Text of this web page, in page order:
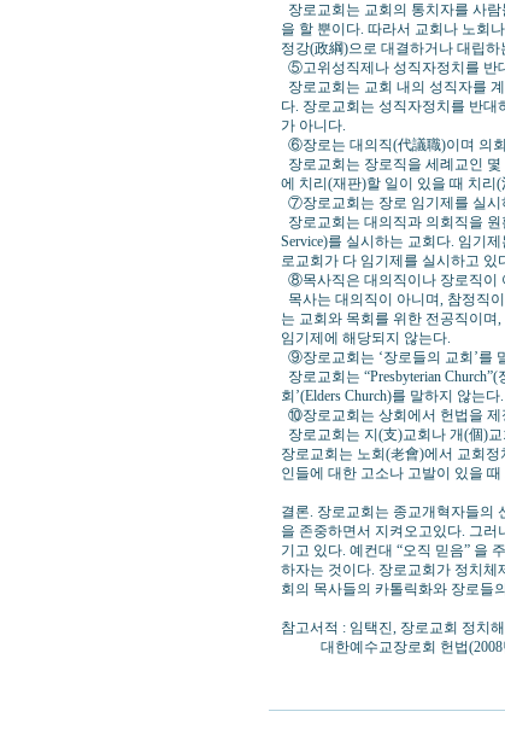
장로교회는 교회의 통치자를 사
을 할 뿐이다. 따라서 교회나 노회
정강(政綱)으로 대결하거나 대립
⑤고위성직제나 성직자정치를 반
장로교회는 교회 내의 성직자를
다. 장로교회는 성직자정치를 반
가 아니다.
⑥장로는 대의직(代議職)이며 의
장로교회는 장로직을 세례교인
에 치리(재판)할 일이 있을 때 치리
⑦장로교회는 장로 임기제를 실시
장로교회는 대의직과 의회직을
Service)를 실시하는 교회다. 임기
로교회가 다 임기제를 실시하고 있
⑧목사직은 대의직이나 장로직이
목사는 대의직이 아니며, 참정직
는 교회와 목회를 위한 전공직이
임기제에 해당되지 않는다.
⑨장로교회는 ‘장로들의 교회’를
장로교회는 “Presbyterian
회’(Elders Church)를 말하지 않는
⑩장로교회는 상회에서 헌법을 제
장로교회는 지(支)교회나 개(個)
장로교회는 노회(老會)에서 교회
인들에 대한 고소나 고발이 있을
결론. 장로교회는 종교개혁자들의
을 존중하면서 지켜오고있다. 그러
기고 있다. 예컨대 “오직 믿음” 을
하자는 것이다. 장로교회가 정치체
회의 목사들의 카톨릭화와 장로들
참고서적 : 임택진, 장로교회 정치
대한예수교장로회 헌법(2008